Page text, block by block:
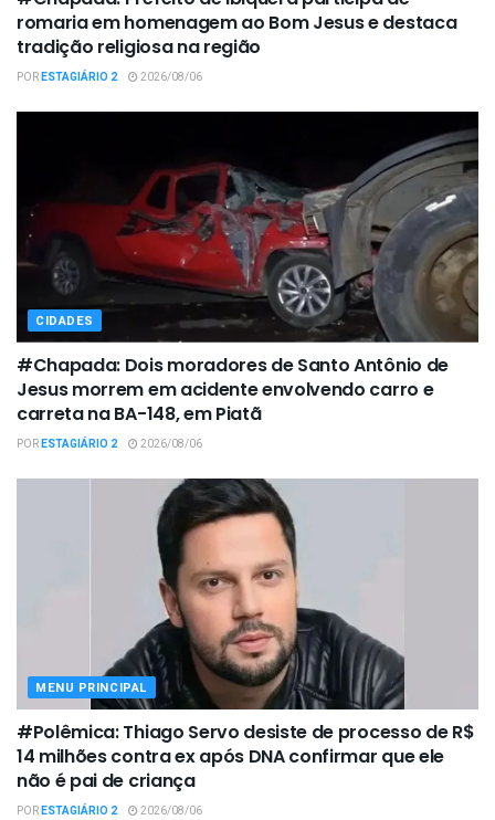
romaria em homenagem ao Bom Jesus e destaca
tradição religiosa na região
PORESTAGIÁRIO 2 2026/08/06
CIDADES
#Chapada: Dois moradores de Santo Antônio de
Jesus morrem em acidente envolvendo carro e
carreta na BA-148, em Piatã
PORESTAGIÁRIO 2 2026/08/06
MENU PRINCIPAL
#Polêmica: Thiago Servo desiste de processo de R$
14 milhões contra ex após DNA confirmar que ele
não é pai de criança
PORESTAGIÁRIO 2 2026/08/06